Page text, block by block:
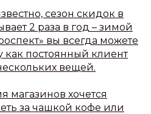
сезон скидок в
2 раза в год – зимой
вы всегда можете
как постоянный клиент
вещей.
магазинов хочется
за чашкой кофе или